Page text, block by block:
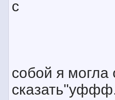
с
собой я могла